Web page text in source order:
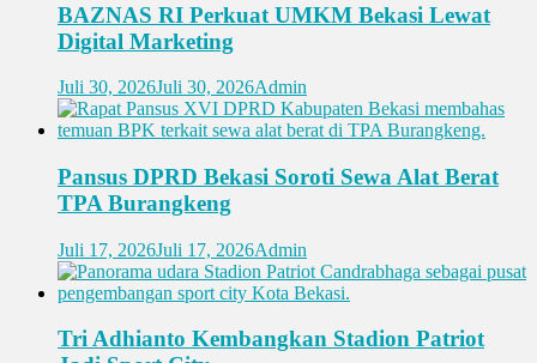
BAZNAS RI Perkuat UMKM Bekasi Lewat
Digital Marketing
Juli 30, 2026Juli 30, 2026Admin
Pansus DPRD Bekasi Soroti Sewa Alat Berat
TPA Burangkeng
Juli 17, 2026Juli 17, 2026Admin
Tri Adhianto Kembangkan Stadion Patriot